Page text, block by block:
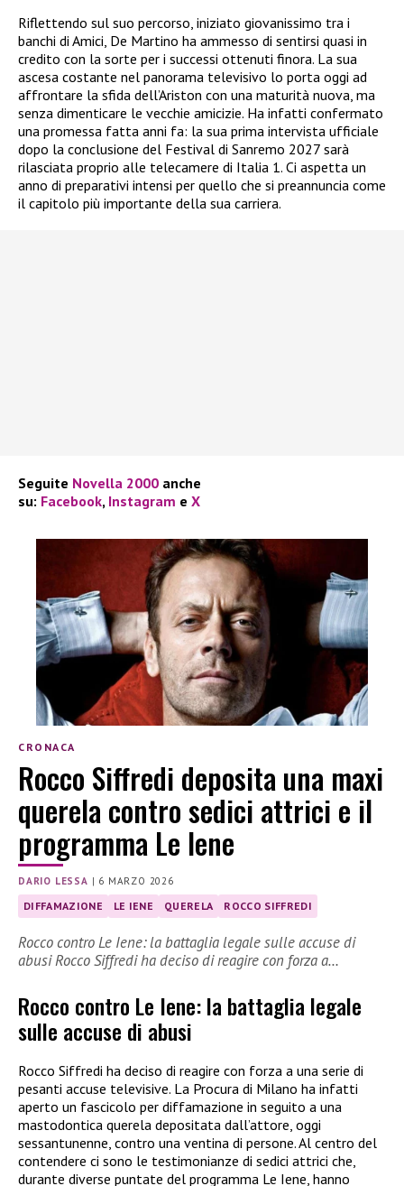
Riflettendo sul suo percorso, iniziato giovanissimo tra i
banchi di Amici, De Martino ha ammesso di sentirsi quasi in
credito con la sorte per i successi ottenuti finora. La sua
ascesa costante nel panorama televisivo lo porta oggi ad
affrontare la sfida dell’Ariston con una maturità nuova, ma
senza dimenticare le vecchie amicizie. Ha infatti confermato
una promessa fatta anni fa: la sua prima intervista ufficiale
dopo la conclusione del Festival di Sanremo 2027 sarà
rilasciata proprio alle telecamere di Italia 1. Ci aspetta un
anno di preparativi intensi per quello che si preannuncia come
il capitolo più importante della sua carriera.
Seguite Novella 2000 anche
su: Facebook, Instagram e X
CRONACA
Rocco Siffredi deposita una maxi
querela contro sedici attrici e il
programma Le Iene
DARIO LESSA | 6 MARZO 2026
DIFFAMAZIONE LE IENE QUERELA ROCCO SIFFREDI
Rocco contro Le Iene: la battaglia legale sulle accuse di
abusi Rocco Siffredi ha deciso di reagire con forza a…
Rocco contro Le Iene: la battaglia legale
sulle accuse di abusi
Rocco Siffredi ha deciso di reagire con forza a una serie di
pesanti accuse televisive. La Procura di Milano ha infatti
aperto un fascicolo per diffamazione in seguito a una
mastodontica querela depositata dall’attore, oggi
sessantunenne, contro una ventina di persone. Al centro del
contendere ci sono le testimonianze di sedici attrici che,
durante diverse puntate del programma Le Iene, hanno